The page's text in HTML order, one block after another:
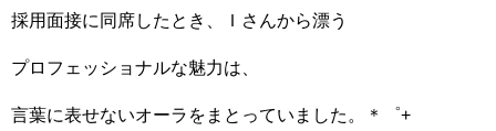
採用面接に同席したとき、Ｉさんから漂う
プロフェッショナルな魅力は、
言葉に表せないオーラをまとっていました。＊゜+